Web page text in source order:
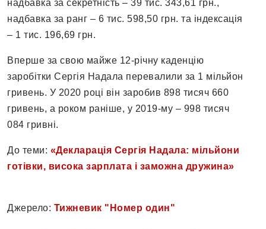
надбавка за секретність – 39 тис. 343,61 грн.,
надбавка за ранг – 6 тис. 598,50 грн. та індексація
– 1 тис. 196,69 грн.
Вперше за свою майже 12-річну каденцію
заробітки Сергія Надала перевалили за 1 мільйон
гривень. У 2020 році він заробив 898 тисяч 660
гривень, а роком раніше, у 2019-му – 998 тисяч
084 гривні.
До теми: «Декларація Сергія Надала: мільйони
готівки, висока зарплата і заможна дружина»
Джерело: Тижневик "Номер один"